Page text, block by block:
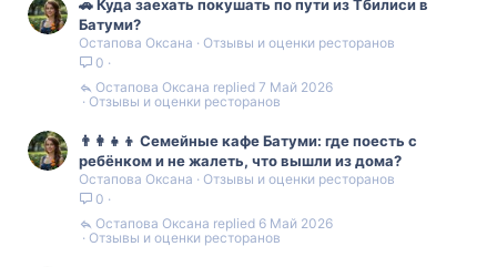
🚗 Куда заехать покушать по пути из Тбилиси в
Батуми?
Остапова Оксана
Отзывы и оценки ресторанов
0
Отзывы и оценки ресторанов
7 Май 2026
Остапова Оксана
👨‍👩‍👧‍👦 Семейные кафе Батуми: где поесть с
ребёнком и не жалеть, что вышли из дома?
Остапова Оксана
Отзывы и оценки ресторанов
0
Отзывы и оценки ресторанов
6 Май 2026
Остапова Оксана